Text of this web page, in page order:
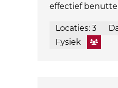
effectief
Locaties: 3
Fysiek